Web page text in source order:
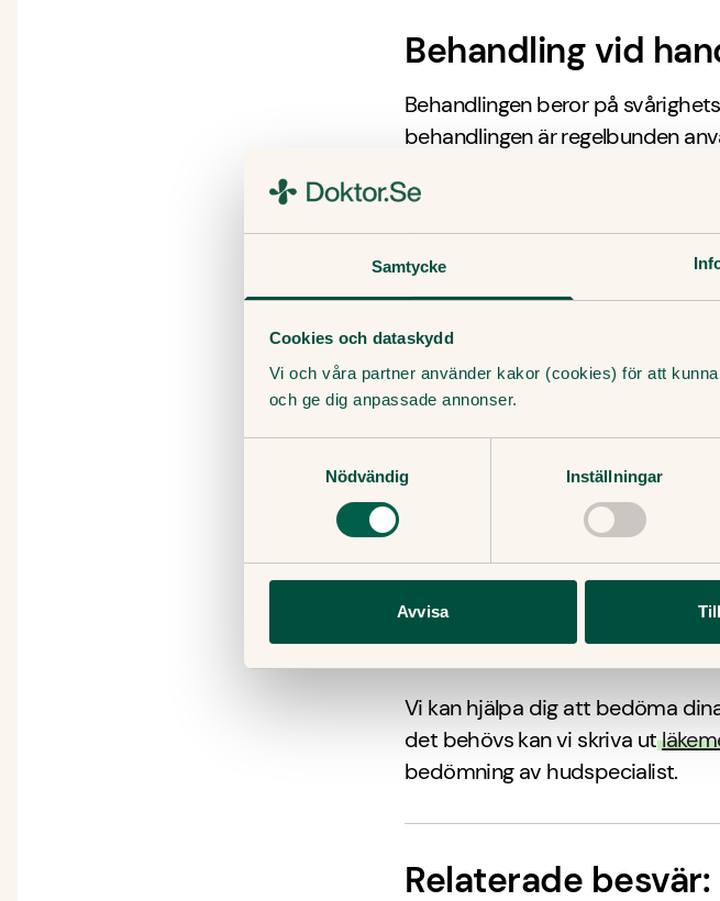
Samtycke
Cookies och dataskydd
Vi och våra partner använder kakor (cookies) för att
och ge dig anpassade annonser.
Nödvändig
Inställningar
Avvisa
Behandling vid
Behandlingen beror på
behandlingen är regelbunden
läkare skriver ut på recept
I vissa fall ordineras en
kaliumpermanganat varje dag i
infekterat kan behöva
När bör jag söka
Om du har eksem som inte
tidigare fungerat.
sig, vätskar sig eller om du
Hur kan Doktor.se
Vi kan hjälpa dig att bedöma
det behövs kan vi skriva ut
bedömning av hudspecialist.
Relaterade besvär: